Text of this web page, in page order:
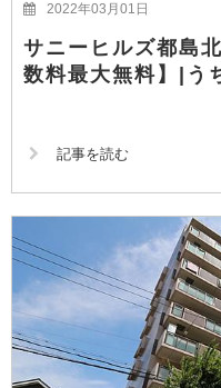
2022年03月01日
サニーヒルズ都島
数料最大無料】|う
記事を読む